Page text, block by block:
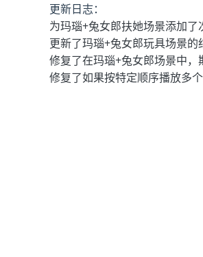
更新日志：
为玛瑙+兔女郎扶她场景添加了
更新了玛瑙+兔女郎玩具场景
修复了在玛瑙+兔女郎场景中
修复了如果按特定顺序播放多